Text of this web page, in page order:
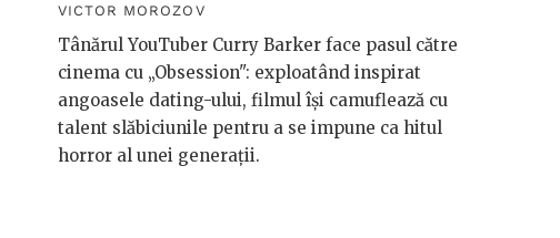
VICTOR MOROZOV
Tânărul YouTuber Curry Barker face pasul către
cinema cu „Obsession": exploatând inspirat
angoasele dating-ului, filmul își camuflează cu
talent slăbiciunile pentru a se impune ca hitul
horror al unei generații.